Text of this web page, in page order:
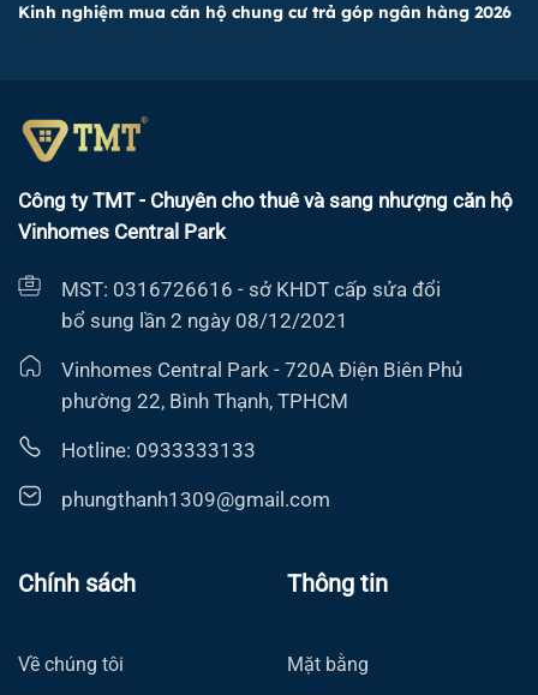
Kinh nghiệm mua căn hộ chung cư trả góp ngân hàng 2026
Công ty TMT - Chuyên cho thuê và sang nhượng căn hộ
Vinhomes Central Park
MST: 0316726616 - sở KHDT cấp sửa đổi
bổ sung lần 2 ngày 08/12/2021
Vinhomes Central Park - 720A Điện Biên Phủ
phường 22, Bình Thạnh, TPHCM
Hotline: 0933333133
phungthanh1309@gmail.com
Chính sách
Về chúng tôi
Thông tin
Mặt bằng